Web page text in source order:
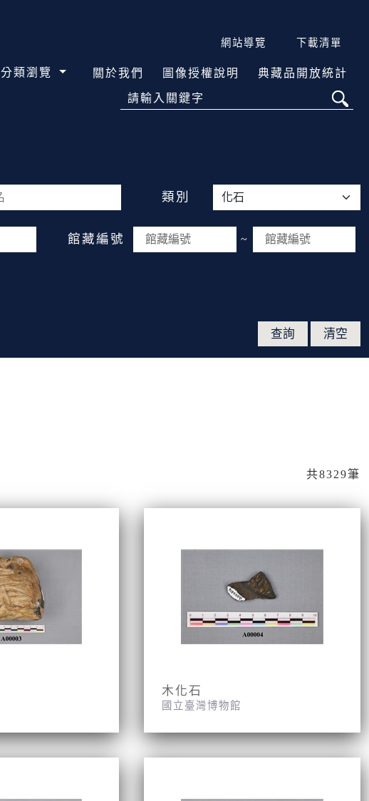
網站導覽 下載清單
分類瀏覽 關於我們 圖像授權說明 典藏品開放統計
請輸入關鍵字
類別
館藏編號 ~
共8329筆
木化石
國立臺灣博物館